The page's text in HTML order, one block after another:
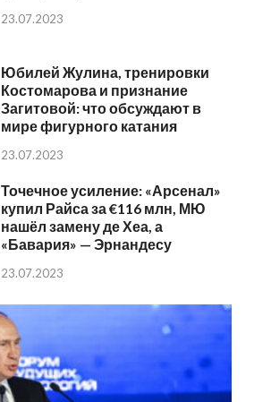
23.07.2023
Юбилей Жулина, тренировки
Костомарова и признание
Загитовой: что обсуждают в
мире фигурного катания
23.07.2023
Точечное усиление: «Арсенал»
купил Райса за €116 млн, МЮ
нашёл замену де Хеа, а
«Бавария» — Эрнандесу
23.07.2023